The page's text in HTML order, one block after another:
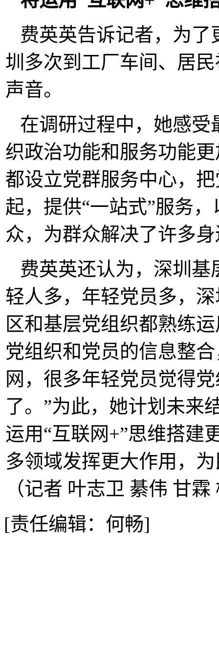
费英英告诉记者，为
圳多次到工厂车间、居
声音。
在调研过程中，她感
织政治功能和服务功能
都设立党群服务中心，
起，提供“一站式”服务
众，为群众解决了许多
费英英还认为，深圳基
轻人多，年轻党员多，
区和基层党组织都熟练
党组织和党员的信息整
网，很多年轻党员觉得
了。”为此，她计划未来
运用“互联网+”思维搭建
多领域发挥更大作用，
（记者 叶志卫 綦伟 甘
[责任编辑：何畅]